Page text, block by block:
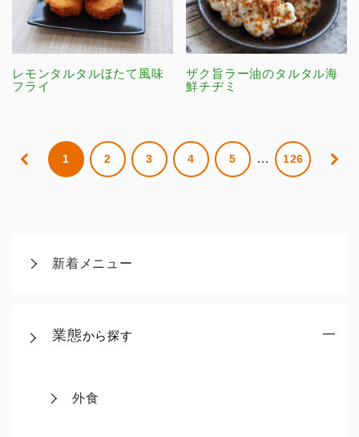
新着メニュー
業態から探す
外食
レモンタルタルほたて風味
フライ
ザク旨ラー油のタルタル海
鮮チヂミ
1 2 3 4 5 … 126